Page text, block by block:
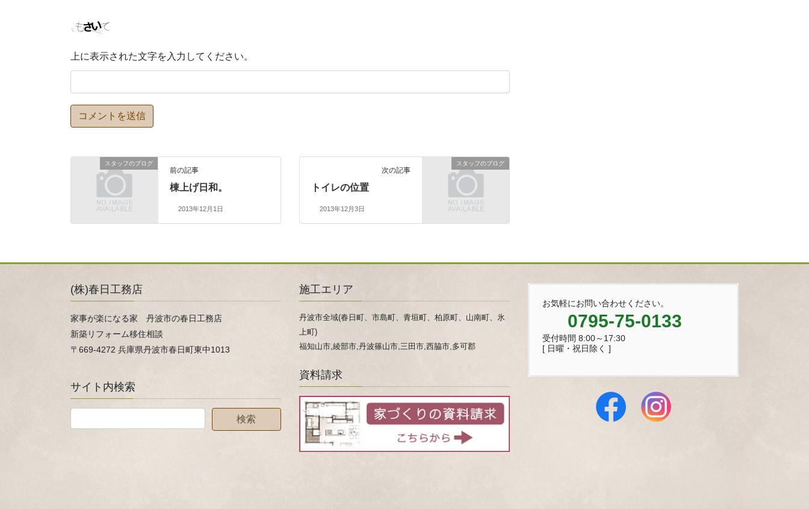
上に表示された文字を入力してください。
スタッフのブログ
前の記事
棟上げ日和。
2013年12月1日
スタッフのブログ
次の記事
トイレの位置
2013年12月3日
(株)春日工務店
家事が楽になる家 丹波市の春日工務店
新築リフォーム移住相談
〒669-4272 兵庫県丹波市春日町東中1013
サイト内検索
施工エリア
丹波市全域(春日町、市島町、青垣町、柏原町、山南町、氷
上町)
福知山市,綾部市,丹波篠山市,三田市,西脇市,多可郡
資料請求
お気軽にお問い合わせください。
0795-75-0133
受付時間 8:00～17:30
[ 日曜・祝日除く ]